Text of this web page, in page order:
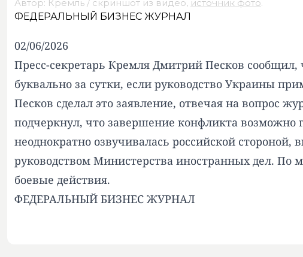
Автор: Кремль / скриншот из видео, источник фото.
ФЕДЕРАЛЬНЫЙ БИЗНЕС ЖУРНАЛ
02/06/2026
Пресс-секретарь Кремля Дмитрий Песков
буквально за сутки, если руководство Украины
Песков сделал это заявление, отвечая на вопрос
подчеркнул, что завершение конфликта возможно
неоднократно озвучивалась российской
руководством Министерства иностранных дел. По
боевые действия.
ФЕДЕРАЛЬНЫЙ БИЗНЕС ЖУРНАЛ